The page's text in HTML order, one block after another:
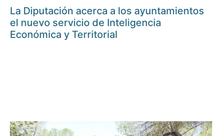
La Diputación acerca a los ayuntamientos
el nuevo servicio de Inteligencia
Económica y Territorial